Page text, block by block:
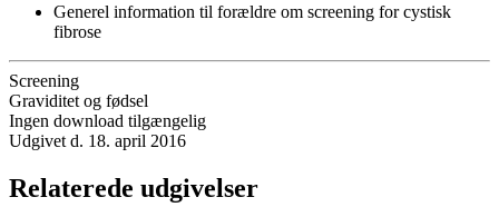
Generel information til forældre om screening for cystisk
fibrose
Screening
Graviditet og fødsel
Ingen download tilgængelig
Udgivet d. 18. april 2016
Relaterede udgivelser